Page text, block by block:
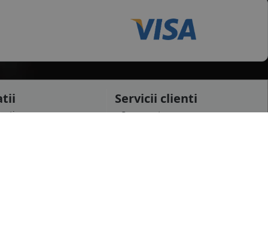
Servicii clienti
Cerere retur